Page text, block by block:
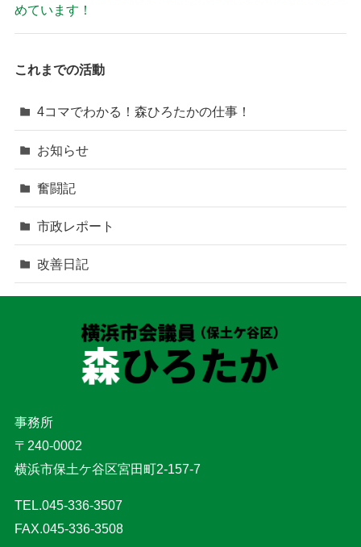
めています！
これまでの活動
4コマでわかる！森ひろたかの仕事！
お知らせ
奮闘記
市政レポート
改善日記
事務所
〒240-0002
横浜市保土ケ谷区宮田町2-157-7
TEL.045-336-3507
FAX.045-336-3508